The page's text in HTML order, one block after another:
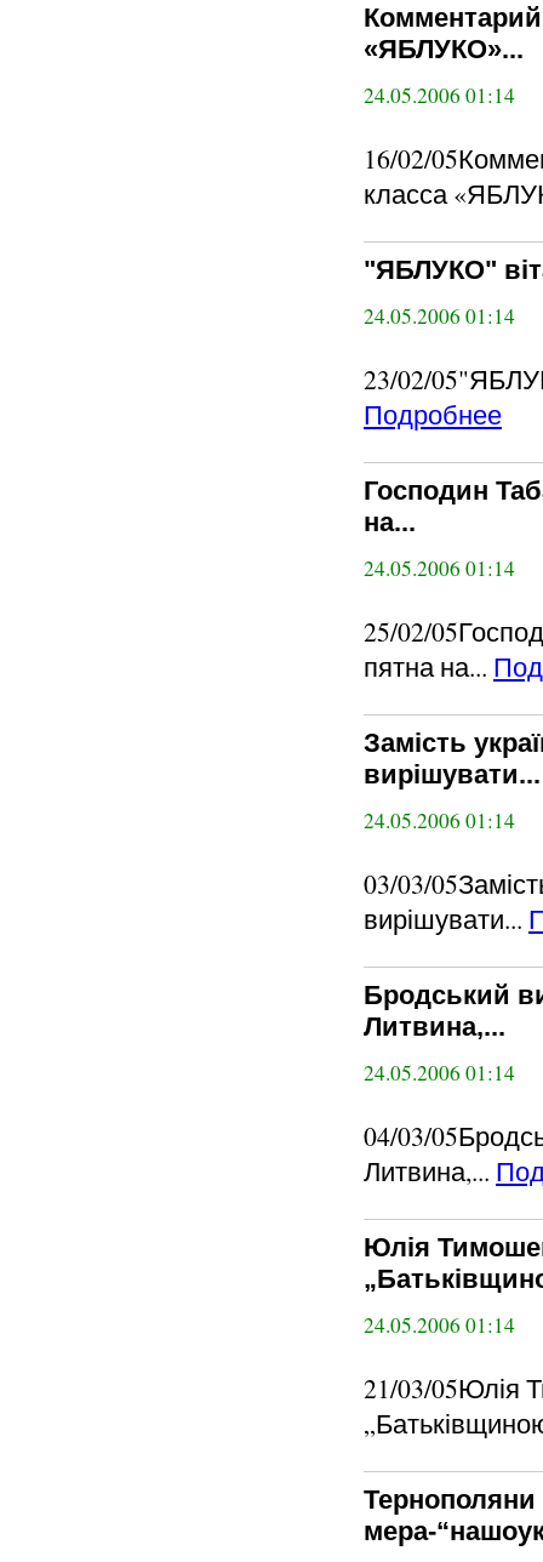
«ЯБЛУКО»...
24.05.2006 01:14
16/02/
класса
"ЯБЛУКО"
24.05.2006 01:14
23/02/
Подробнее
Господин
на...
24.05.2006 01:14
25/02/
пятна на...
Замість
вирішувати...
24.05.2006 01:14
03/03/
вирішувати...
Бродський
Литвина,...
24.05.2006 01:14
04/03/
Литвина,...
Юлія
24.05.2006 01:14
21/03/05Юлія
Тернополяни
мера-